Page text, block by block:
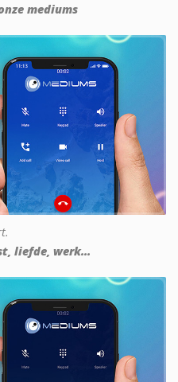
mediums
liefde, werk...